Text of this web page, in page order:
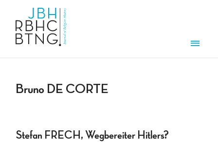
Bruno DE CORTE
Stefan FRECH, Wegbereiter Hitlers?